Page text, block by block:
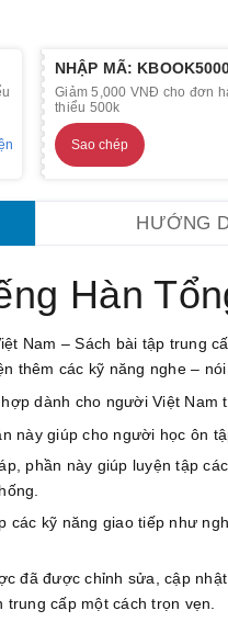
NHẬP MÃ:
Giảm 5,000 VNĐ cho đơn
thiểu 500k
Sao chép
HƯỚNG
Hàn
Nam – Sách bài tập trung
thêm các kỹ năng nghe – nói
dành cho người Việt Nam
này giúp cho người học ôn
phần này giúp luyện tập
các kỹ năng giao tiếp như
đã được chỉnh sửa, cập
cấp một cách trọn vẹn.